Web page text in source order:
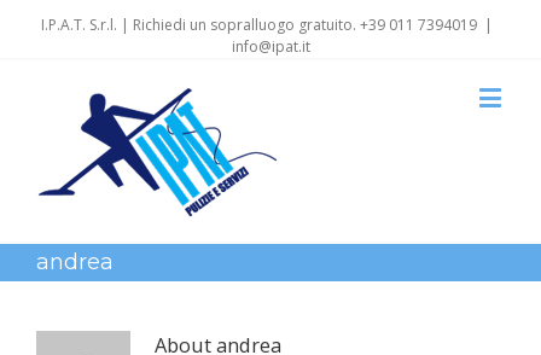
I.P.A.T. S.r.l. | Richiedi un sopralluogo gratuito. +39 011 7394019 |
info@ipat.it
andrea
Aboutandrea